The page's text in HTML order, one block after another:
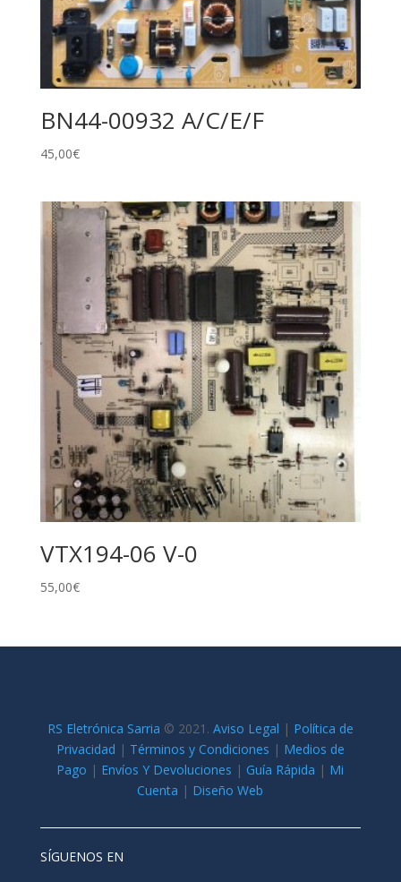
BN44-00932 A/C/E/F
45,00€
VTX194-06 V-0
55,00€
RS Eletrónica Sarria © 2021. Aviso Legal | Política de
Privacidad | Términos y Condiciones | Medios de
Pago | Envíos Y Devoluciones | Guía Rápida | Mi
Cuenta | Diseño Web
SÍGUENOS EN